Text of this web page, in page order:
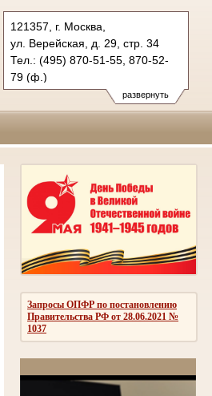
развернуть
121357, г. Москва,
ул. Верейская, д. 29, стр. 34
Тел.: (495) 870-51-55, 870-52-
79 (ф.)
2kas@sudrf.ru
Запросы ОПФР по постановлению
Правительства РФ от 28.06.2021 №
1037